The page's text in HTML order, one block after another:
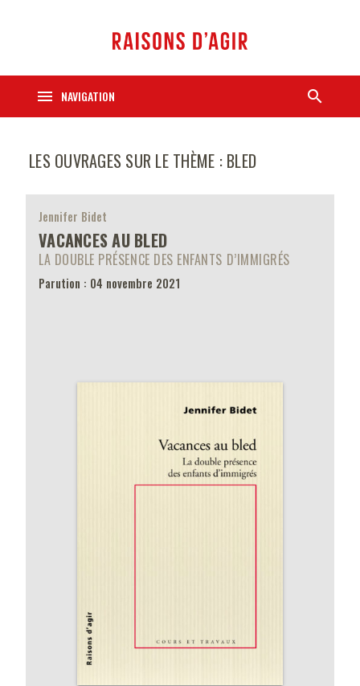
menu NAVIGATION search
LES OUVRAGES SUR LE THÈME : BLED
Jennifer Bidet
VACANCES AU BLED
LA DOUBLE PRÉSENCE DES ENFANTS D’IMMIGRÉS
Parution : 04 novembre 2021